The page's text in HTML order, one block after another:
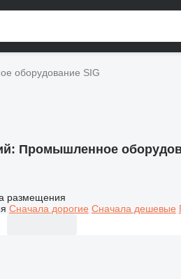
оборудование SIG
Промышленное
размещения
Сначала дорогие Сначала дешевые